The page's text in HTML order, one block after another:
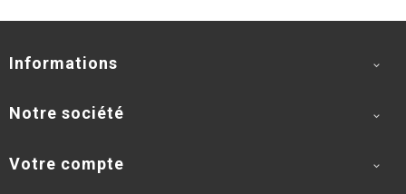
Informations 
Notre société 
Votre compte 